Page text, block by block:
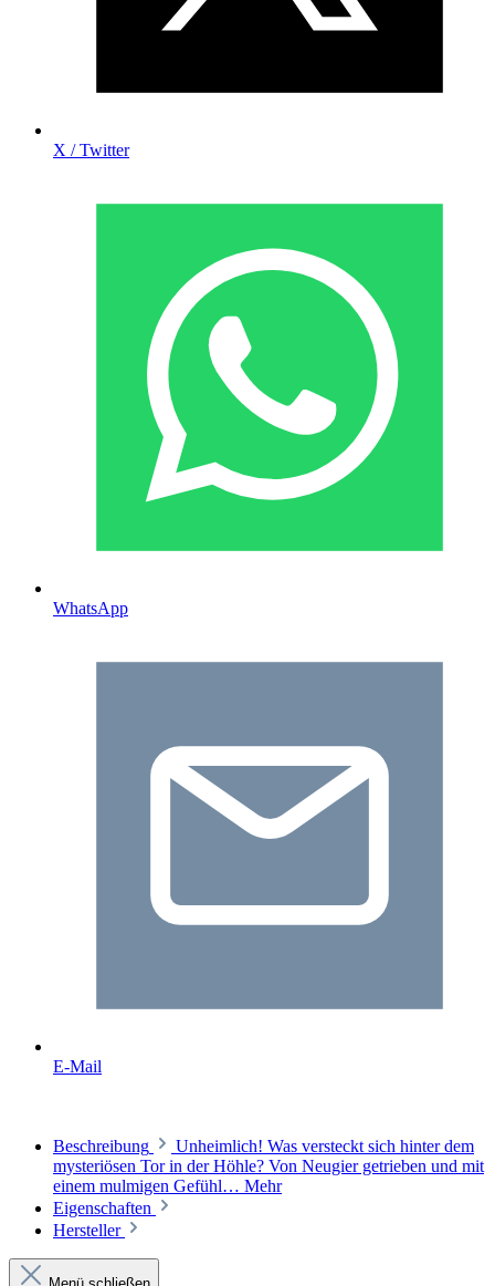
X / Twitter
WhatsApp
E-Mail
Beschreibung
Unheimlich! Was versteckt sich hinter dem
mysteriösen Tor in der Höhle? Von Neugier getrieben und mit
einem mulmigen Gefühl… Mehr
Eigenschaften
Hersteller